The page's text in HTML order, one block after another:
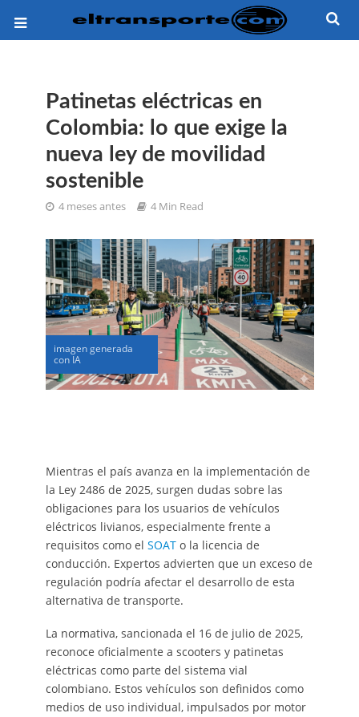
Patinetas eléctricas en
Colombia: lo que exige la
nueva ley de movilidad
sostenible
4 meses antes 4 Min Read
imagen generada
con IA
Mientras el país avanza en la implementación de
la Ley 2486 de 2025, surgen dudas sobre las
obligaciones para los usuarios de vehículos
eléctricos livianos, especialmente frente a
requisitos como el SOAT o la licencia de
conducción. Expertos advierten que un exceso de
regulación podría afectar el desarrollo de esta
alternativa de transporte.
La normativa, sancionada el 16 de julio de 2025,
reconoce oficialmente a scooters y patinetas
eléctricas como parte del sistema vial
colombiano. Estos vehículos son definidos como
medios de uso individual, impulsados por motor